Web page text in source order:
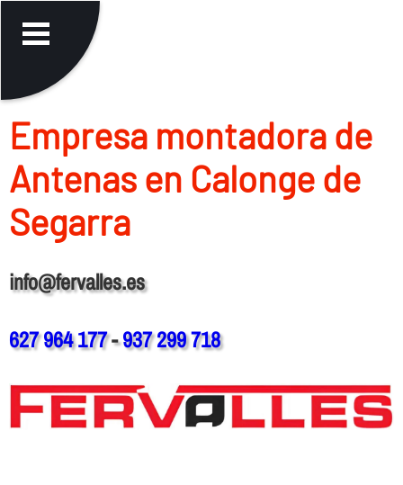
Empresa montadora de
Antenas en Calonge de
Segarra
info@fervalles.es
627 964 177-937 299 718